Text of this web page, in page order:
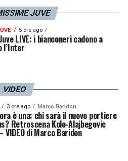
2-1(30′ Pepe, 32′
ROSSA 2-0(8′ aut.
LIPSIA 3-2
70′ Foden, 87′ Alvarez)
UNITED 3-3
JUVE
5 ore ago
LIVE: i bianconeri cadono a
l’Inter
VIDEO
3 ore ago Marco Baridon
è una: chi sarà il nuovo portiere
Retroscena Kolo-Alajbegovic
VIDEO di Marco Baridon